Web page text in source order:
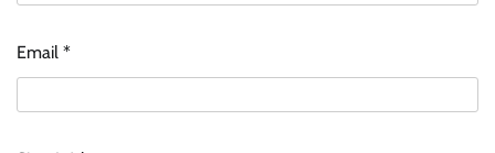
Email *